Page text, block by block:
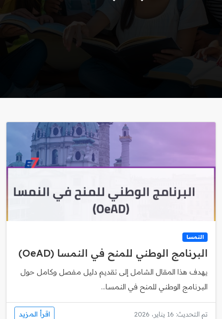
النمسا
البرنامج الوطني للمنح في النمسا (OeAD)
يهدف هذا المقال الشامل إلى تقديم دليل مفصل وكامل حول
البرنامج الوطني للمنح في النمسا...
تم التحديث: 16 يناير، 2026 اقرأ المزيد